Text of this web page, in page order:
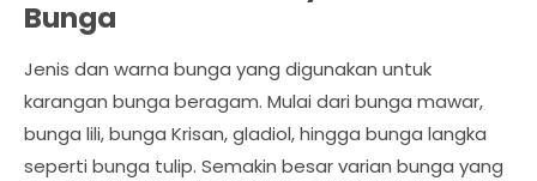
Bunga
Jenis dan warna bunga yang digunakan untuk
karangan bunga beragam. Mulai dari bunga mawar,
bunga lili, bunga Krisan, gladiol, hingga bunga langka
seperti bunga tulip. Semakin besar varian bunga yang